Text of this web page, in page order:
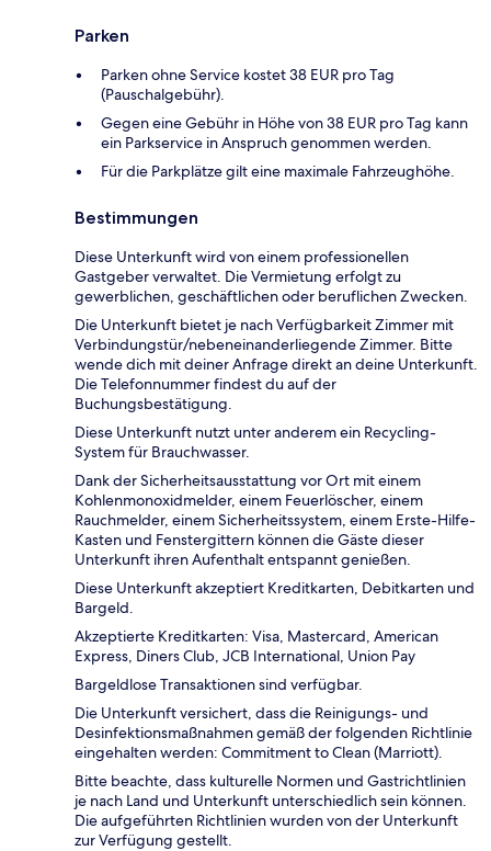
Parken
Parken ohne Service kostet 38 EUR pro Tag
(Pauschalgebühr).
Gegen eine Gebühr in Höhe von 38 EUR pro Tag kann
ein Parkservice in Anspruch genommen werden.
Für die Parkplätze gilt eine maximale Fahrzeughöhe.
Bestimmungen
Diese Unterkunft wird von einem professionellen
Gastgeber verwaltet. Die Vermietung erfolgt zu
gewerblichen, geschäftlichen oder beruflichen Zwecken.
Die Unterkunft bietet je nach Verfügbarkeit Zimmer mit
Verbindungstür/nebeneinanderliegende Zimmer. Bitte
wende dich mit deiner Anfrage direkt an deine Unterkunft.
Die Telefonnummer findest du auf der
Buchungsbestätigung.
Diese Unterkunft nutzt unter anderem ein Recycling-
System für Brauchwasser.
Dank der Sicherheitsausstattung vor Ort mit einem
Kohlenmonoxidmelder, einem Feuerlöscher, einem
Rauchmelder, einem Sicherheitssystem, einem Erste-Hilfe-
Kasten und Fenstergittern können die Gäste dieser
Unterkunft ihren Aufenthalt entspannt genießen.
Diese Unterkunft akzeptiert Kreditkarten, Debitkarten und
Bargeld.
Akzeptierte Kreditkarten: Visa, Mastercard, American
Express, Diners Club, JCB International, Union Pay
Bargeldlose Transaktionen sind verfügbar.
Die Unterkunft versichert, dass die Reinigungs- und
Desinfektionsmaßnahmen gemäß der folgenden Richtlinie
eingehalten werden: Commitment to Clean (Marriott).
Bitte beachte, dass kulturelle Normen und Gastrichtlinien
je nach Land und Unterkunft unterschiedlich sein können.
Die aufgeführten Richtlinien wurden von der Unterkunft
zur Verfügung gestellt.